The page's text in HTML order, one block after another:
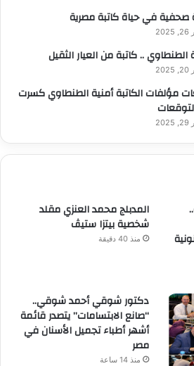
صحفية في حياة كاتبة مصرية
الطنطاوي .. كاتبة من العيار الثقيل
مؤلفات الكاتبة أمنية الطنطاوي كسرت
المدبلج محمد العنزي مقلد
شخصية بيتزا ستيڤ
منذ 40 دقيقة
دكتور شوقي أحمد شوقي..
“صانع الابتسامات” يتصدر قائمة
أشهر أطباء تجميل الأسنان في
مصر
منذ 14 ساعة